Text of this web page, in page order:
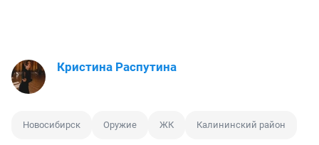
Кристина Распутина
Новосибирск Оружие ЖК Калининский район